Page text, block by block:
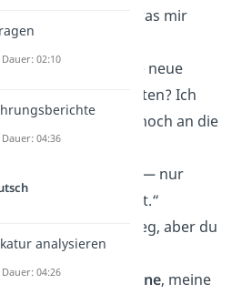
Du bist das Stück, was mir
noch fehlt.“
„Hilfst du mir meine neue
Wohnung einzurichten? Ich
muss dich nämlich noch an die
Wandnageln
gab mir alles — nur
deine Nummer nicht.“
muss weg, aber du
darfst bleiben!“
„Du bist wie die
Sonne, meine
02:10
04:36
analysieren
04:26